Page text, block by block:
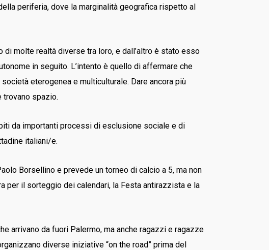
periferia, dove la marginalità geografica rispetto al
molte realtà diverse tra loro, e dall’altro è stato esso
in seguito. L’intento è quello di affermare che
eterogenea e multiculturale. Dare ancora più
trovano spazio.
da importanti processi di esclusione sociale e di
italiani/e.
Borsellino e prevede un torneo di calcio a 5, ma non
per il sorteggio dei calendari, la Festa antirazzista e la
arrivano da fuori Palermo, ma anche ragazzi e ragazze
diverse iniziative “on the road” prima del